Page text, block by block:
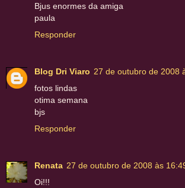
Bjus enormes da amiga
paula
Responder
Blog Dri Viaro 27 de outubro de 2008
fotos lindas
otima semana
bjs
Responder
Renata 27 de outubro de 2008 às
Oi!!!